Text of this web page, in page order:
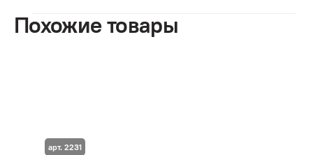
Похожие товары
арт. 2231